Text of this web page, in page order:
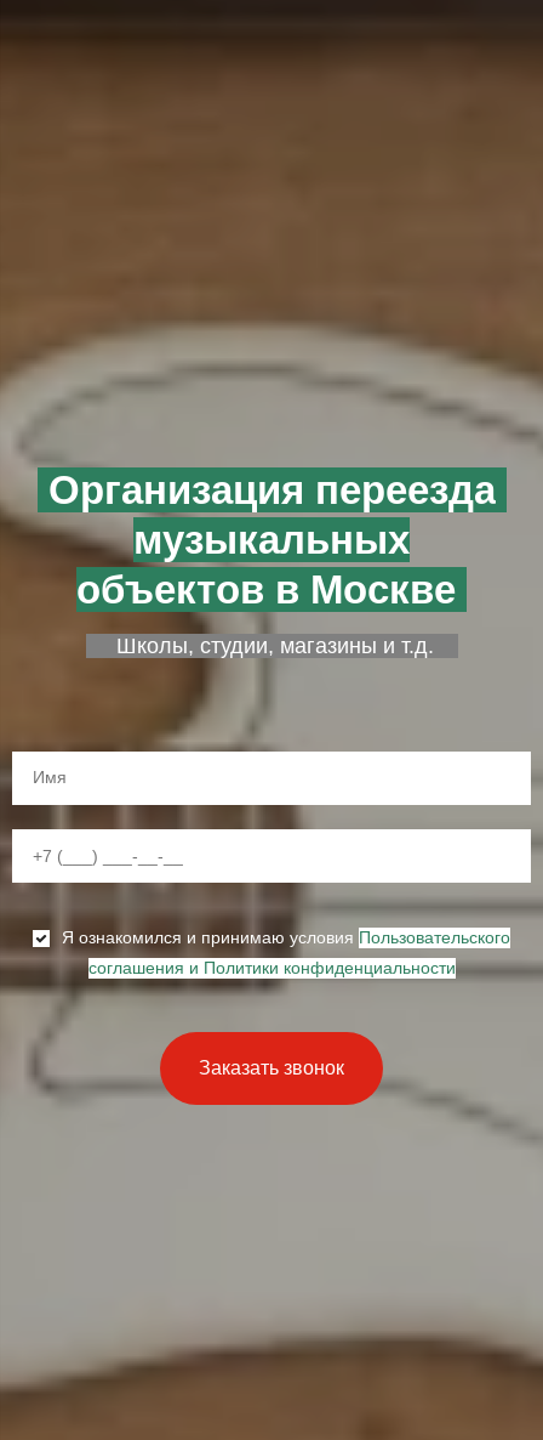
Организация переезда
музыкальных
объектов в Москве
Школы, студии, магазины и т.д.
Я ознакомился и принимаю условия Пользовательского
соглашения и Политики конфиденциальности
Заказать звонок